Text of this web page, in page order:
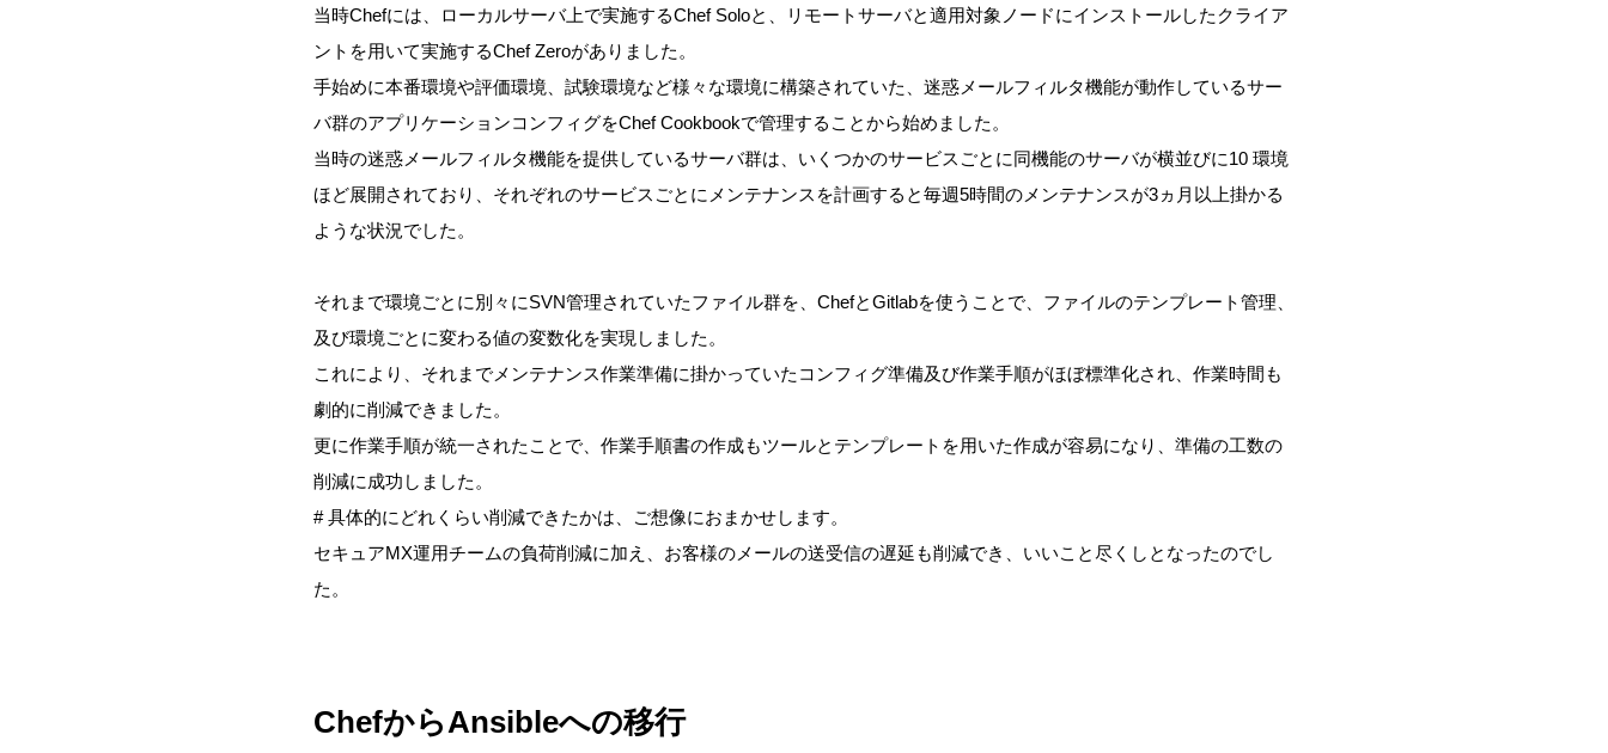
当時Chefには、ローカルサーバ上で実施するChef Soloと、リモートサーバと適用対象ノードにインストールしたクライア
ントを用いて実施するChef Zeroがありました。
手始めに本番環境や評価環境、試験環境など様々な環境に構築されていた、迷惑メールフィルタ機能が動作しているサー
バ群のアプリケーションコンフィグをChef Cookbookで管理することから始めました。
当時の迷惑メールフィルタ機能を提供しているサーバ群は、いくつかのサービスごとに同機能のサーバが横並びに10 環境
ほど展開されており、それぞれのサービスごとにメンテナンスを計画すると毎週5時間のメンテナンスが3ヵ月以上掛かる
ような状況でした。
それまで環境ごとに別々にSVN管理されていたファイル群を、ChefとGitlabを使うことで、ファイルのテンプレート管理、
及び環境ごとに変わる値の変数化を実現しました。
これにより、それまでメンテナンス作業準備に掛かっていたコンフィグ準備及び作業手順がほぼ標準化され、作業時間も
劇的に削減できました。
更に作業手順が統一されたことで、作業手順書の作成もツールとテンプレートを用いた作成が容易になり、準備の工数の
削減に成功しました。
# 具体的にどれくらい削減できたかは、ご想像におまかせします。
セキュアMX運用チームの負荷削減に加え、お客様のメールの送受信の遅延も削減でき、いいこと尽くしとなったのでし
た。
ChefからAnsibleへの移行